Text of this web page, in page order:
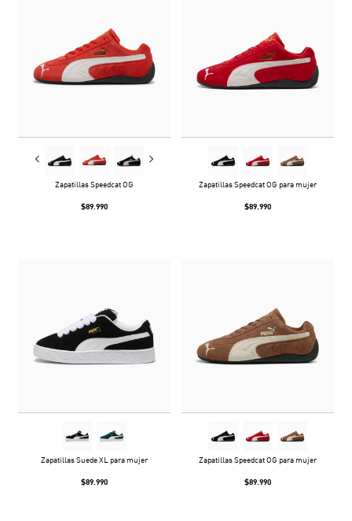
Zapatillas Speedcat OG
$89.990
Zapatillas Speedcat OG para mujer
$89.990
Zapatillas Suede XL para mujer
$89.990
Zapatillas Speedcat OG para mujer
$89.990